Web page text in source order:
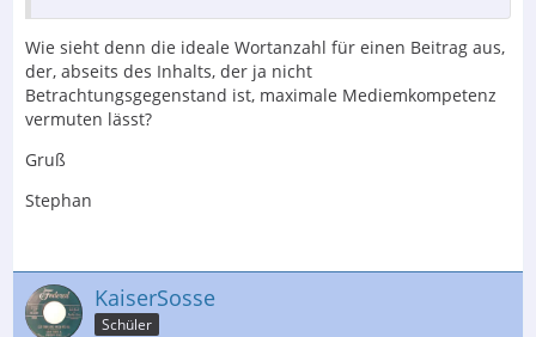
Wie sieht denn die ideale Wortanzahl für einen Beitrag aus,
der, abseits des Inhalts, der ja nicht
Betrachtungsgegenstand ist, maximale Mediemkompetenz
vermuten lässt?
Gruß
Stephan
KaiserSosse
Schüler